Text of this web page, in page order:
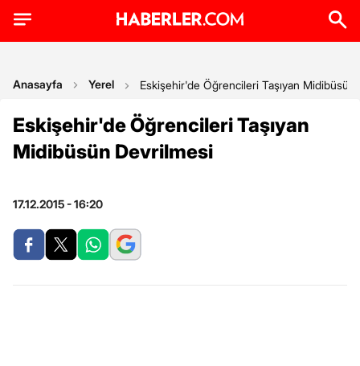
Anasayfa Yerel Eskişehir'de Öğrencileri Taşıyan Midibüsün
Eskişehir'de Öğrencileri Taşıyan
Midibüsün Devrilmesi
17.12.2015 - 16:20